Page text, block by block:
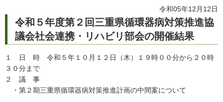
令和05年12月12日
令和５年度第２回三重県循環器病対策推進協
議会社会連携・リハビリ部会の開催結果
１ 日 時 令和５年１０月１２日（木）１９時００分から２０時
３０分まで
２ 議 事
・第２期三重県循環器病対策推進計画の中間案について